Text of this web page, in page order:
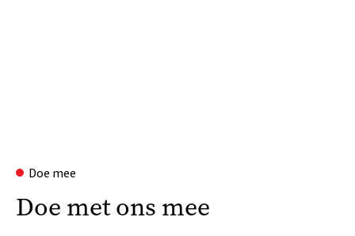
Doe mee
Doe met ons mee